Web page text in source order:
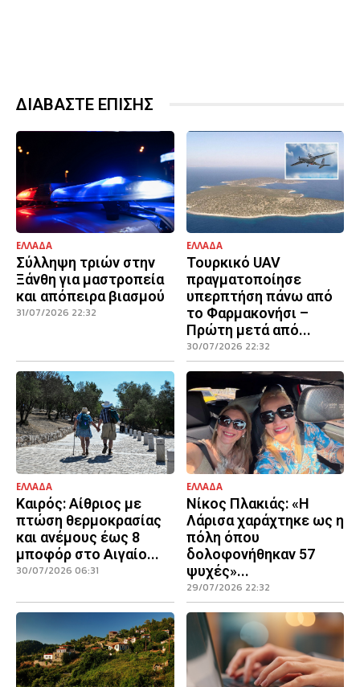
ΔΙΑΒΑΣΤΕ ΕΠΙΣΗΣ
ΕΛΛΑΔΑ
Σύλληψη τριών στην
Ξάνθη για μαστροπεία
και απόπειρα βιασμού
31/07/2026 22:32
ΕΛΛΑΔΑ
Τουρκικό UAV
πραγματοποίησε
υπερπτήση πάνω από
το Φαρμακονήσι –
Πρώτη μετά από...
30/07/2026 22:32
ΕΛΛΑΔΑ
Καιρός: Αίθριος με
πτώση θερμοκρασίας
και ανέμους έως 8
μποφόρ στο Αιγαίο...
30/07/2026 06:31
ΕΛΛΑΔΑ
Νίκος Πλακιάς: «Η
Λάρισα χαράχτηκε ως η
πόλη όπου
δολοφονήθηκαν 57
ψυχές»...
29/07/2026 22:32